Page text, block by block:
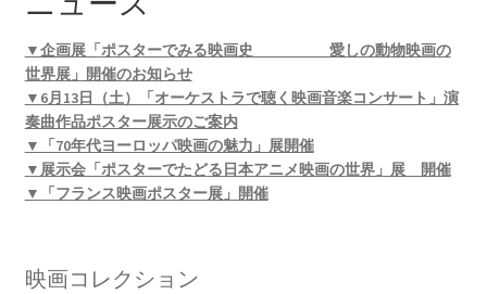
▼企画展「ポスターでみる映画史 愛しの動物映画の
世界展」開催のお知らせ
▼6月13日（土）「オーケストラで聴く映画音楽コンサート」演
奏曲作品ポスター展示のご案内
▼「70年代ヨーロッパ映画の魅力」展開催
▼展示会「ポスターでたどる日本アニメ映画の世界」展 開催
▼「フランス映画ポスター展」開催
映画コレクション